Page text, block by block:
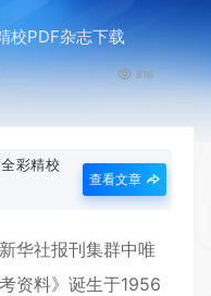
校PDF杂志下载
816
彩精校
查看文章
华社报刊集群中唯
资料》诞生于1956